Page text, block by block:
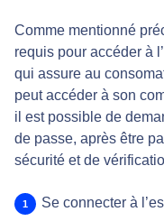
Comme mentionné
requis pour accéder à
qui assure au
peut accéder à son
il est possible de
de passe, après être
sécurité et de
Se connecter à